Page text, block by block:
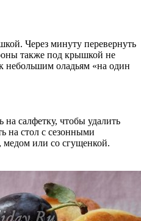
Через минуту перевернуть
также под крышкой не
небольшим оладьям «на один
салфетку, чтобы удалить
на стол с сезонными
или со сгущенкой.